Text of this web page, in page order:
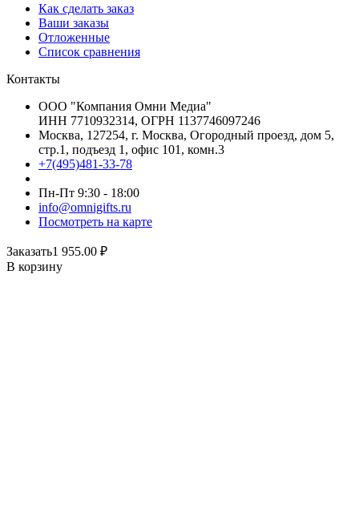
Как сделать заказ
Ваши заказы
Отложенные
Список сравнения
Контакты
ООО "Компания Омни Медиа"
ИНН 7710932314, ОГРН 1137746097246
Москва, 127254, г. Москва, Огородный проезд, дом 5,
стр.1, подъезд 1, офис 101, комн.3
+7(495)481-33-78
Пн-Пт 9:30 - 18:00
info@omnigifts.ru
Посмотреть на карте
Заказать1 955.00 ₽
В корзину